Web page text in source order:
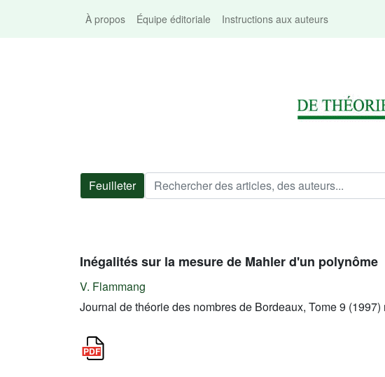
À propos Équipe éditoriale Instructions aux auteurs
Feuilleter
Inégalités sur la mesure de Mahler d'un polynôme
V. Flammang
Journal de théorie des nombres de Bordeaux, Tome 9 (1997)